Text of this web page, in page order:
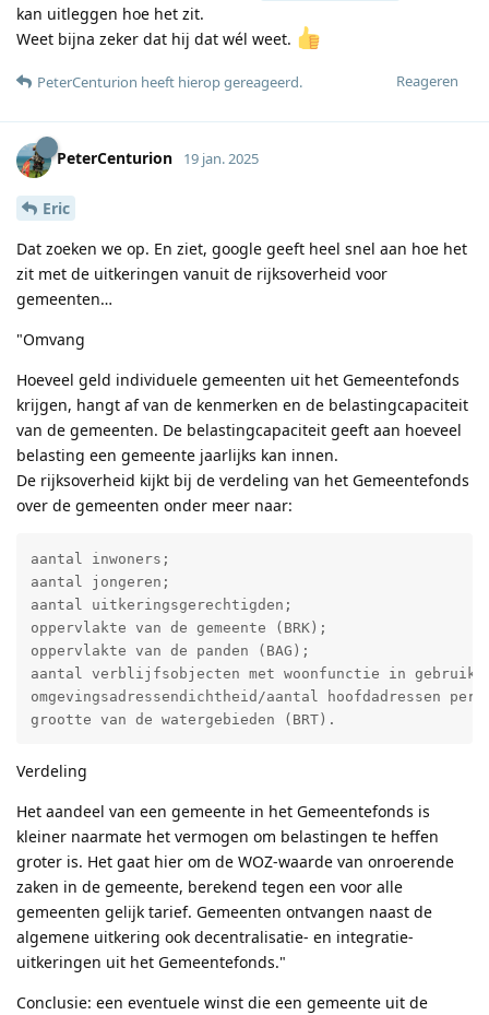
kan uitleggen hoe het zit.
Weet bijna zeker dat hij dat wél weet.
Reageren
PeterCenturion heeft hierop gereageerd.
PeterCenturion 19 jan. 2025
Eric
Dat zoeken we op. En ziet, google geeft heel snel aan hoe het
zit met de uitkeringen vanuit de rijksoverheid voor
gemeenten…
"Omvang
Hoeveel geld individuele gemeenten uit het Gemeentefonds
krijgen, hangt af van de kenmerken en de belastingcapaciteit
van de gemeenten. De belastingcapaciteit geeft aan hoeveel
belasting een gemeente jaarlijks kan innen.
De rijksoverheid kijkt bij de verdeling van het Gemeentefonds
over de gemeenten onder meer naar:
aantal inwoners;
aantal jongeren;
aantal uitkeringsgerechtigden;
oppervlakte van de gemeente (BRK);
oppervlakte van de panden (BAG);
aantal verblijfsobjecten met woonfunctie in gebruik
omgevingsadressendichtheid/aantal hoofdadressen per
grootte van de watergebieden (BRT).
Verdeling
Het aandeel van een gemeente in het Gemeentefonds is
kleiner naarmate het vermogen om belastingen te heffen
groter is. Het gaat hier om de WOZ-waarde van onroerende
zaken in de gemeente, berekend tegen een voor alle
gemeenten gelijk tarief. Gemeenten ontvangen naast de
algemene uitkering ook decentralisatie- en integratie-
uitkeringen uit het Gemeentefonds."
Conclusie: een eventuele winst die een gemeente uit de